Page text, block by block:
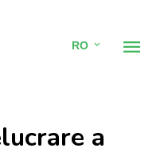
RO
a